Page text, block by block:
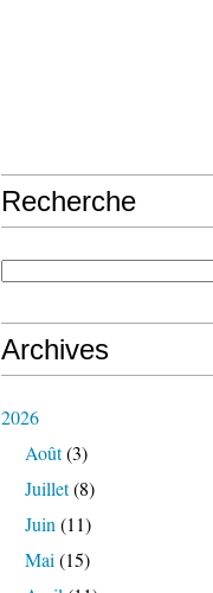
Recherche
Archives
2026
Août(3)
Juillet(8)
Juin (11)
Mai (15)